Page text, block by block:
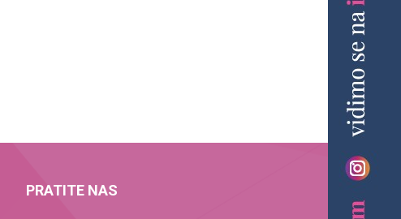
PRATITE NAS